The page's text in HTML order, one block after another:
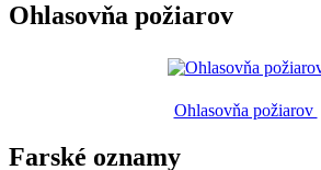
Ohlasovňa požiarov
Ohlasovňa požiarov
Farské oznamy